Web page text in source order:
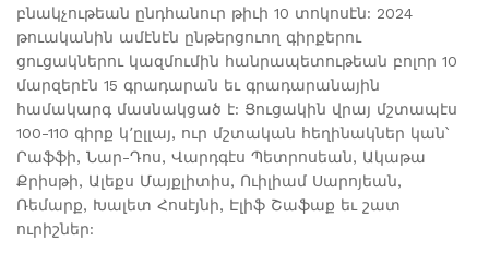
բնակչութեան ընդհանուր թիւի 10 տոկոսէն: 2024
թուականին ամէնէն ընթերցուող գիրքերու
ցուցակներու կազմումին հանրապետութեան բոլոր 10
մարզերէն 15 գրադարան եւ գրադարանային
համակարգ մասնակցած է: Ցուցակին վրայ մշտապէս
100-110 գիրք կ՚ըլլայ, ուր մշտական հեղինակներ կան՝
Րաֆֆի, Նար-Դոս, Վարդգէս Պետրոսեան, Ակաթա
Քրիսթի, Ալեքս Մայքլիտիս, Ուիլիամ Սարոյեան,
Ռեմարք, Խալետ Հոսէյնի, Էլիֆ Շաֆաք եւ շատ
ուրիշներ: